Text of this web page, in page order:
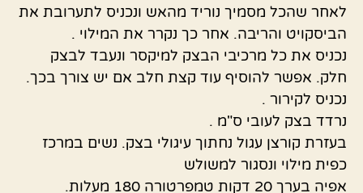
לאחר שהכל מסמיך נוריד מהאש ונכניס לתערובת את
הביסקויט והריבה. אחר כך נקרר את המילוי .
נכניס את כל מרכיבי הבצק למיקסר ונעבד לבצק
חלק. אפשר להוסיף עוד קצת חלב אם יש צורך בכך.
נכניס לקירור .
נרדד בצק לעובי ס"מ .
בעזרת קורצן עגול נחתוך עיגולי בצק. נשים במרכז
כפית מילוי ונסגור למשולש
אפיה בערך 20 דקות טמפרטורה 180 מעלות.